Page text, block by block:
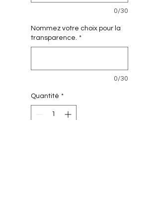
0/30
Nommez votre choix pour la
transparence. *
0/30
Quantité *